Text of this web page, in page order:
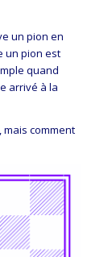
un pion en
un pion est
quand
arrivé à la
comment